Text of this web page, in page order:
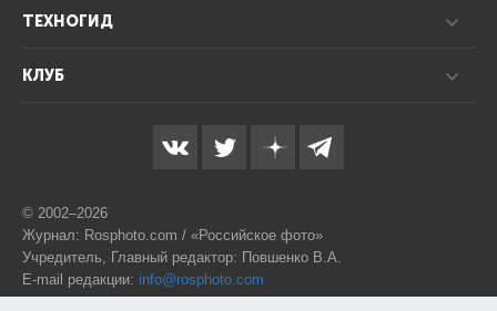
ТЕХНОГИД
КЛУБ
© 2002–2026
Журнал: Rosphoto.com / «Российское фото»
Учредитель, Главный редактор: Повшенко В.А.
E-mail редакции: info@rosphoto.com